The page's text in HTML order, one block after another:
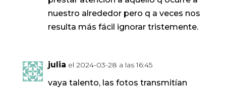
nuestro alrededor pero q a veces nos
resulta más fácil ignorar tristemente.
julia el 2024-03-28 a las 16:45
vaya talento, las fotos transmitían